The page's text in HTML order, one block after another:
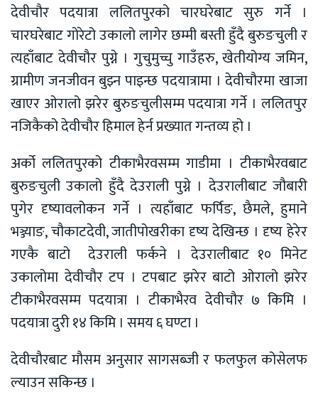
देवीचौर पदयात्रा ललितपुरको चारघरेबाट सुरु गर्ने ।
चारघरेबाट गोरेटो उकालो लागेर छम्मी बस्ती हुँदै बुरुङचुली र
त्यहाँबाट देवीचौर पुग्ने । गुचुमुच्चु गाउँहरु, खेतीयोग्य जमिन,
ग्रामीण जनजीवन बुझ्न पाइन्छ पदयात्रामा । देवीचौरमा खाजा
खाएर ओरालो झरेर बुरुङचुलीसम्म पदयात्रा गर्ने । ललितपुर
नजिकैको देवीचौर हिमाल हेर्न प्रख्यात गन्तव्य हो ।
अर्को ललितपुरको टीकाभैरवसम्म गाडीमा । टीकाभैरवबाट
बुरुङचुली उकालो हुँदै देउराली पुग्ने । देउरालीबाट जौबारी
पुगेर दृष्यावलोकन गर्ने । त्यहाँबाट फर्पिङ, छैमले, हुमाने
भञ्ज्याङ, चौकाटदेवी, जातीपोखरीका दृष्य देखिन्छ । दृष्य हेरेर
गएकै बाटो देउराली फर्कने । देउरालीबाट १० मिनेट
उकालोमा देवीचौर टप । टपबाट झरेर बाटो ओरालो झरेर
टीकाभैरवसम्म पदयात्रा । टीकाभैरव देवीचौर ७ किमि ।
पदयात्रा दुरी १४ किमि । समय ६ घण्टा ।
देवीचौरबाट मौसम अनुसार सागसब्जी र फलफुल कोसेलफ
ल्याउन सकिन्छ ।